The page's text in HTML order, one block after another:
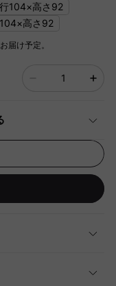
104×高さ92
高さ92
届け予定。